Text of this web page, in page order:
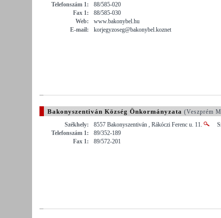
Telefonszám 1:
88/585-020
Fax 1:
88/585-030
Web:
www.bakonybel.hu
E-mail:
korjegyzoseg@bakonybel.koznet
Bakonyszentiván Község Önkormányzata (Veszprém
Székhely:
8557 Bakonyszentiván , Rákóczi Ferenc u. 11.
Telefonszám 1:
89/352-189
Fax 1:
89/572-201